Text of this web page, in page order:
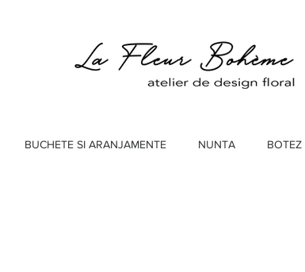
BUCHETE SI ARANJAMENTE NUNTA BOTEZ